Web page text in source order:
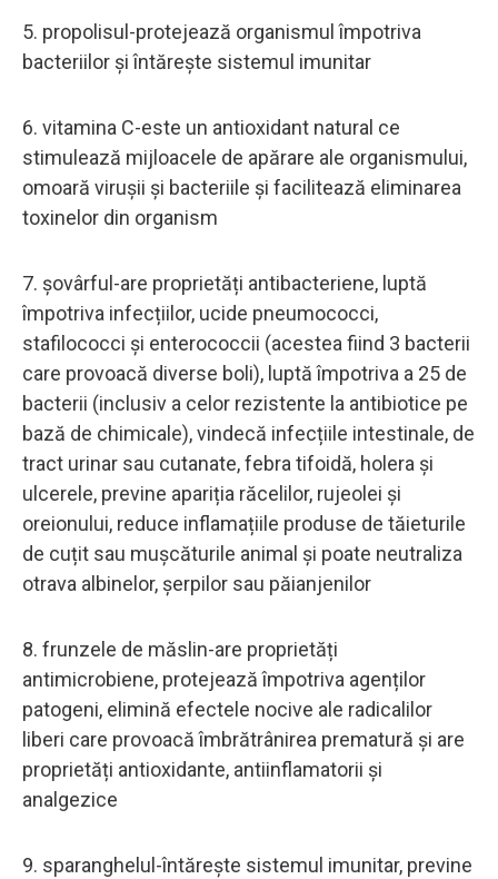
5. propolisul-protejează organismul împotriva
bacteriilor și întărește sistemul imunitar
6. vitamina C-este un antioxidant natural ce
stimulează mijloacele de apărare ale organismului,
omoară virușii și bacteriile și facilitează eliminarea
toxinelor din organism
7. șovârful-are proprietăți antibacteriene, luptă
împotriva infecțiilor, ucide pneumococci,
stafilococci și enterococcii (acestea fiind 3 bacterii
care provoacă diverse boli), luptă împotriva a 25 de
bacterii (inclusiv a celor rezistente la antibiotice pe
bază de chimicale), vindecă infecțiile intestinale, de
tract urinar sau cutanate, febra tifoidă, holera și
ulcerele, previne apariția răcelilor, rujeolei și
oreionului, reduce inflamațiile produse de tăieturile
de cuțit sau mușcăturile animal și poate neutraliza
otrava albinelor, șerpilor sau păianjenilor
8. frunzele de măslin-are proprietăți
antimicrobiene, protejează împotriva agenților
patogeni, elimină efectele nocive ale radicalilor
liberi care provoacă îmbrătrânirea prematură și are
proprietăți antioxidante, antiinflamatorii și
analgezice
9. sparanghelul-întărește sistemul imunitar, previne